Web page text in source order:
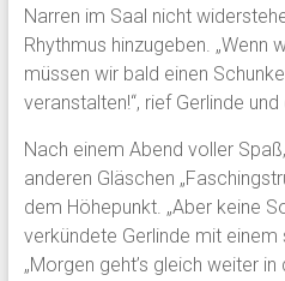
Narren im Saal nicht
Rhythmus hinzugeben. „Wenn
müssen wir bald einen
veranstalten!“, rief Gerlinde und
Nach einem Abend voller
anderen Gläschen
dem Höhepunkt. „Aber keine
verkündete Gerlinde mit einem
„Morgen geht’s gleich weiter